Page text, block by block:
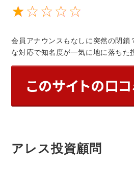
会員アナウンスもなしに突然の閉鎖
な対応で知名度が一気に地に落ちた
アレス投資顧問